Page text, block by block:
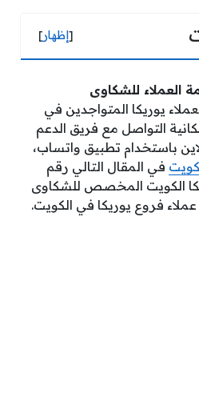
[إظهار]
العملاء للشكاوى
يوريكا المتواجدين في
التواصل مع فريق الدعم
باستخدام تطبيق واتساب،
في المقال التالي رقم
الكويت المخصص للشكاوى
فروع يوريكا في الكويت.